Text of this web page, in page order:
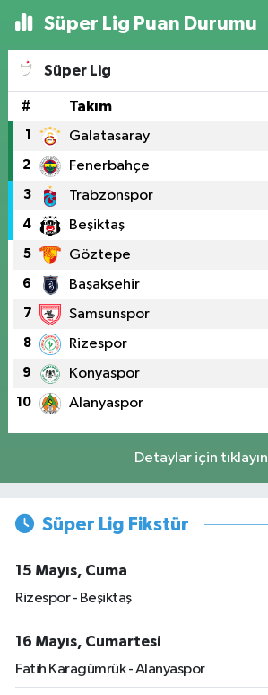
Süper Lig Puan Durumu
Süper Lig
# Takım
1 Galatasaray
2 Fenerbahçe
3 Trabzonspor
4 Beşiktaş
5 Göztepe
6 Başakşehir
7 Samsunspor
8 Rizespor
9 Konyaspor
10 Alanyaspor
Detaylar için tıklayın
Süper Lig Fikstür
15 Mayıs, Cuma
Rizespor - Beşiktaş
16 Mayıs, Cumartesi
Fatih Karagümrük - Alanyaspor